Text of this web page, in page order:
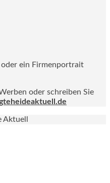
ein Firmenportrait
oder schreiben Sie